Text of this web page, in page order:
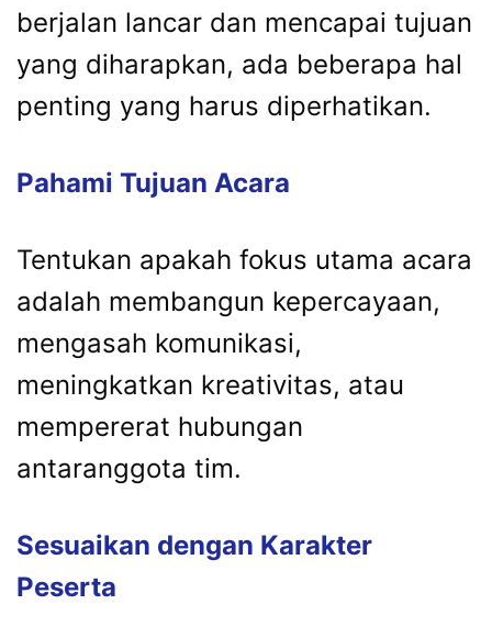
berjalan lancar dan mencapai tujuan
yang diharapkan, ada beberapa hal
penting yang harus diperhatikan.
Pahami Tujuan Acara
Tentukan apakah fokus utama acara
adalah membangun kepercayaan,
mengasah komunikasi,
meningkatkan kreativitas, atau
mempererat hubungan
antaranggota tim.
Sesuaikan dengan Karakter
Peserta